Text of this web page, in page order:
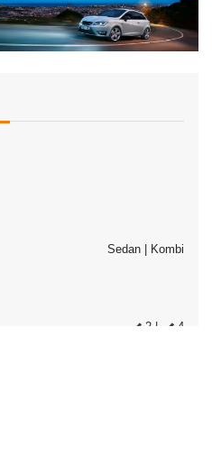
Sedan | Kombi
2 | 4